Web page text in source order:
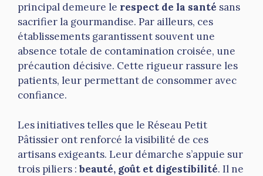
principal demeure le respect de la santé sans
sacrifier la gourmandise. Par ailleurs, ces
établissements garantissent souvent une
absence totale de contamination croisée, une
précaution décisive. Cette rigueur rassure les
patients, leur permettant de consommer avec
confiance.
Les initiatives telles que le Réseau Petit
Pâtissier ont renforcé la visibilité de ces
artisans exigeants. Leur démarche s’appuie sur
trois piliers :beauté, goût et digestibilité. Il ne